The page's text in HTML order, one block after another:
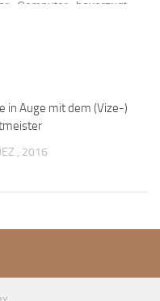
in Auge mit dem (Vize-)
2016